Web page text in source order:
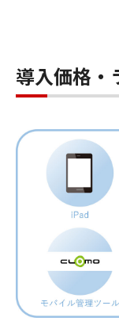
導入価格・